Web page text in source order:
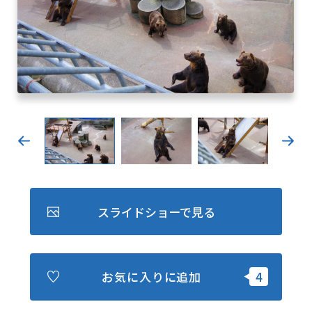
キュンちゃんオンラインショップ
北海道はやわかり
旅のテーマで探す
7つの国立公園
さっぽろ圏e旅ギフトスライドショーで見る
お気に入りに追加